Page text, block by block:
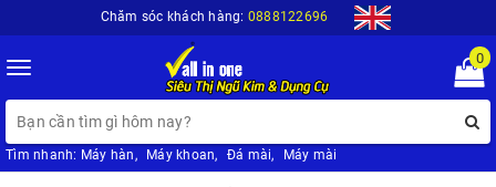
Chăm sóc khách hàng: 0888122696
Toggle
navigation
0
Tìm nhanh: Máy hàn, Máy khoan, Đá mài, Máy mài